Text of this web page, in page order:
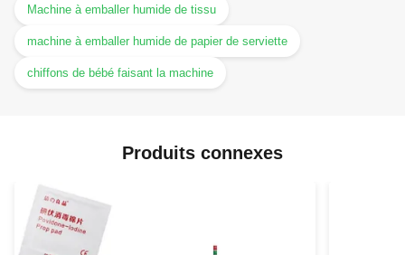
Machine à emballer humide de tissu
machine à emballer humide de papier de serviette
chiffons de bébé faisant la machine
Produits connexes